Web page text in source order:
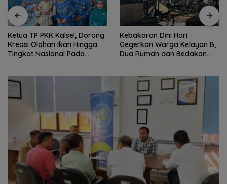
Ketua TP PKK Kalsel, Dorong
Kreasi Olahan Ikan Hingga
Tingkat Nasional Pada
Kebakaran Dini Hari
Gegerkan Warga Kelayan B,
Dua Rumah dan Bedakan